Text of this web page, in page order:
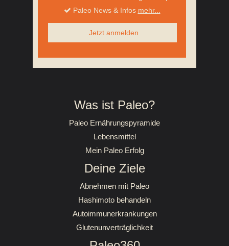
Paleo News & Infos mehr...
Jetzt anmelden
Was ist Paleo?
Paleo Ernährungspyramide
Lebensmittel
Mein Paleo Erfolg
Deine Ziele
Abnehmen mit Paleo
Hashimoto behandeln
Autoimmunerkrankungen
Glutenunverträglichkeit